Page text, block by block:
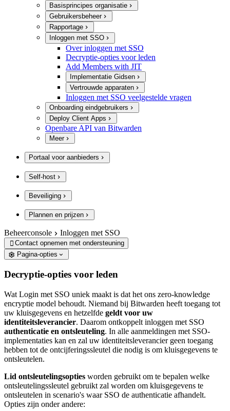
Basisprincipes organisatie
Gebruikersbeheer
Rapportage
Inloggen met SSO
Over inloggen met SSO
Decryptie-opties voor leden
Add Members with JIT
Implementatie Gidsen
Vertrouwde apparaten
Inloggen met SSO veelgestelde vragen
Onboarding eindgebruikers
Deploy Client Apps
Openbare API van Bitwarden
Meer
Portaal voor aanbieders
Self-host
Beveiliging
Plannen en prijzen
Beheerconsole Inloggen met SSO
 Contact opnemen met ondersteuning
Pagina-opties
Decryptie-opties voor leden
Wat Login met SSO uniek maakt is dat het ons zero-knowledge
encryptie model behoudt. Niemand bij Bitwarden heeft toegang tot
uw kluisgegevens en hetzelfde geldt voor uw
identiteitsleverancier. Daarom ontkoppelt inloggen met SSO
authenticatie en ontsleuteling. In alle aanmeldingen met SSO-
implementaties kan en zal uw identiteitsleverancier geen toegang
hebben tot de ontcijferingssleutel die nodig is om kluisgegevens te
ontsleutelen.
Lid ontsleutelingsopties worden gebruikt om te bepalen welke
ontsleutelingssleutel gebruikt zal worden om kluisgegevens te
ontsleutelen in scenario's waar SSO de authenticatie afhandelt.
Opties zijn onder andere: